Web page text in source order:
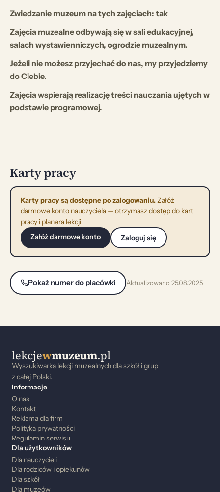
Zwiedzanie muzeum na tych zajęciach: tak
Zajęcia muzealne odbywają się w sali edukacyjnej,
salach wystawienniczych, ogrodzie muzealnym.
Jeżeli nie możesz przyjechać do nas, my przyjedziemy
do Ciebie.
Zajęcia wspierają realizację treści nauczania ujętych w
podstawie programowej.
Karty pracy
Karty pracy są dostępne po zalogowaniu.Załóż
darmowe konto nauczyciela — otrzymasz dostęp do kart
pracy i planera lekcji.
Załóż darmowe konto
Zaloguj się
Pokaż numer do placówki Aktualizowano 25.08.2025
lekcjewmuzeum.pl
Wyszukiwarka lekcji muzealnych dla szkół i grup
z całej Polski.
Informacje
O nas
Kontakt
Reklama dla firm
Polityka prywatności
Regulamin serwisu
Dla użytkowników
Dla nauczycieli
Dla rodziców i opiekunów
Dla szkół
Dla muzeów